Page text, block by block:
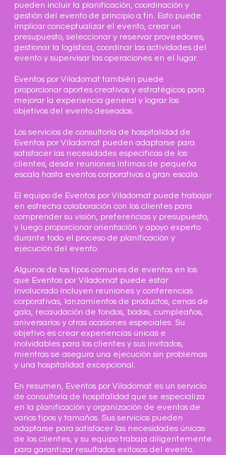
pueden incluir la planificación, coordinación y
gestión del evento de principio a fin. Esto puede
implicar conceptualizar el evento, crear un
presupuesto, seleccionar y reservar proveedores,
gestionar la logística, coordinar las actividades del
evento y supervisar las operaciones en el lugar.
Eventos por Viladomat también puede
proporcionar aportes creativos y estratégicos para
mejorar la experiencia general y lograr los
objetivos del evento deseados.
Los servicios de consultoría de hospitalidad de
Eventos por Viladomat pueden adaptarse para
satisfacer las necesidades específicas de los
clientes, desde reuniones íntimas de pequeña
escala hasta eventos corporativos a gran escala.
El equipo de Eventos por Viladomat puede trabajar
en estrecha colaboración con los clientes para
comprender su visión, preferencias y presupuesto,
y luego proporcionar orientación y apoyo experto
durante todo el proceso de planificación y
ejecución del evento.
Algunos de los tipos comunes de eventos en los
que Eventos por Viladomat puede estar
involucrado incluyen reuniones y conferencias
corporativas, lanzamientos de productos, cenas de
gala, recaudación de fondos, bodas, cumpleaños,
aniversarios y otras ocasiones especiales. Su
objetivo es crear experiencias únicas e
inolvidables para los clientes y sus invitados,
mientras se asegura una ejecución sin problemas
y una hospitalidad excepcional.
En resumen, Eventos por Viladomat es un servicio
de consultoría de hospitalidad que se especializa
en la planificación y organización de eventos de
varios tipos y tamaños. Sus servicios pueden
adaptarse para satisfacer las necesidades únicas
de los clientes, y su equipo trabaja diligentemente
para garantizar resultados exitosos del evento.